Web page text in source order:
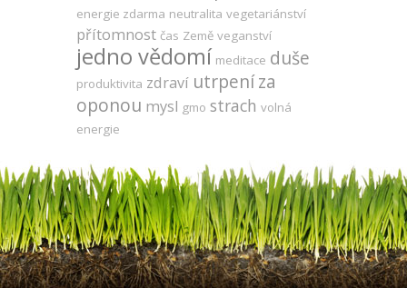
energie zdarma neutralita vegetariánství
přítomnost čas Země veganství
jedno vědomí meditace duše
produktivita zdraví utrpeníza
oponou mysl gmo strach volná
energie